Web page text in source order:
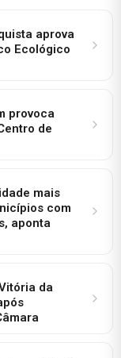
aprova
Ecológico
provoca
de
mais
com
aponta
da